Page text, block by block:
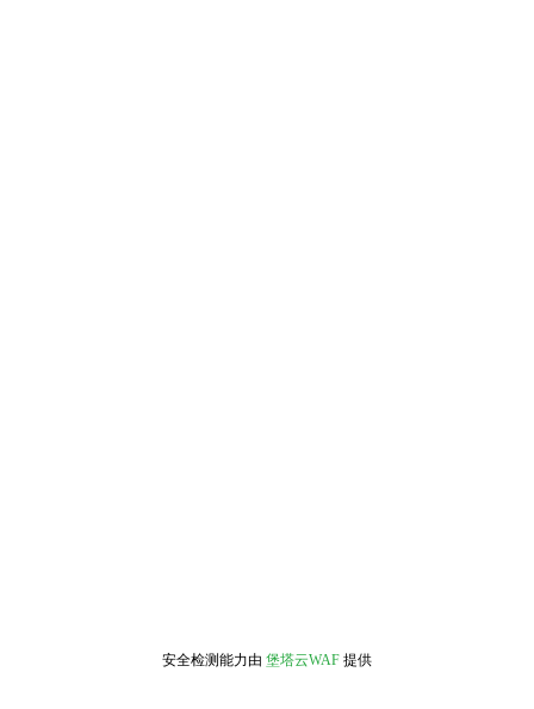
安全检测能力由 堡塔云WAF 提供